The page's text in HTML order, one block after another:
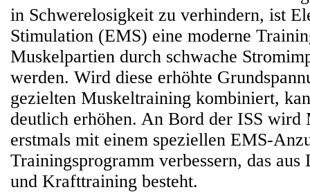
in Schwerelosigkeit zu verhindern, ist
Stimulation (EMS) eine moderne
Muskelpartien durch schwache
werden. Wird diese erhöhte
gezielten Muskeltraining kombiniert,
deutlich erhöhen. An Bord der ISS wird
erstmals mit einem speziellen EMS-
Trainingsprogramm verbessern, das
und Krafttraining besteht.